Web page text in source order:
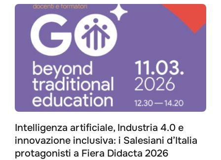
Intelligenza artificiale, Industria 4.0 e
innovazione inclusiva: i Salesiani d’Italia
protagonisti a Fiera Didacta 2026